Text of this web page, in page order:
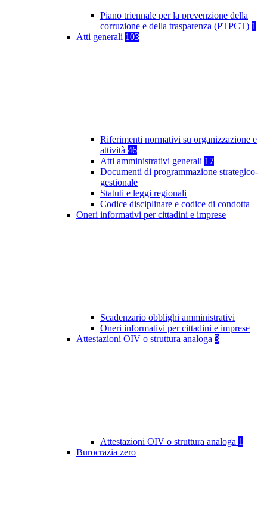
Piano triennale per la prevenzione della
corruzione e della trasparenza (PTPCT) 1
Atti generali 103
Riferimenti normativi su organizzazione e
attività 46
Atti amministrativi generali 17
Documenti di programmazione strategico-
gestionale
Statuti e leggi regionali
Codice disciplinare e codice di condotta
Oneri informativi per cittadini e imprese
Scadenzario obblighi amministrativi
Oneri informativi per cittadini e imprese
Attestazioni OIV o struttura analoga 3
Attestazioni OIV o struttura analoga 1
Burocrazia zero